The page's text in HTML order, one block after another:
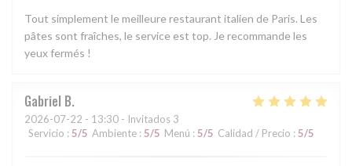
Tout simplement le meilleure restaurant italien de Paris. Les
pâtes sont fraîches, le service est top. Je recommande les
yeux fermés !
Gabriel B
2026-07-22 - 13:30 - Invitados 3
Servicio : 5/5 Ambiente : 5/5 Menú : 5/5 Calidad / Precio : 5/5